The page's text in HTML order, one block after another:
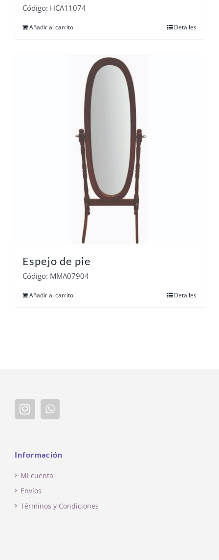
Código: HCA11074
Añadir al carrito Detalles
Espejo de pie
Código: MMA07904
Añadir al carrito Detalles
Información
Mi cuenta
Envíos
Términos y Condiciones